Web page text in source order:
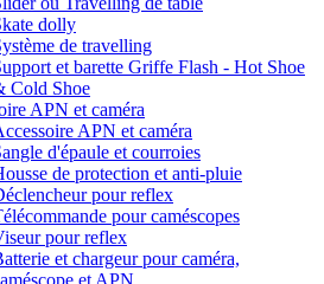
dolly
de travelling
et barette Griffe Flash - Hot Shoe
Cold Shoe
APN et caméra
APN et caméra
d'épaule et courroies
de protection et anti-pluie
pour reflex
pour caméscopes
pour reflex
et chargeur pour caméra,
et APN